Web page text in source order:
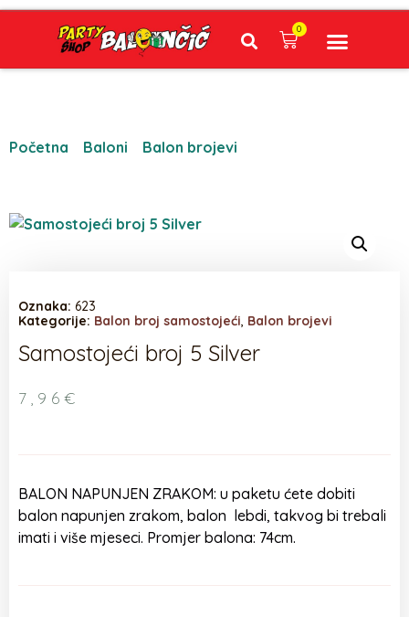
0
Početna Baloni Balon brojevi
Oznaka: 623
Kategorije: Balon broj samostojeći, Balon brojevi
Samostojeći broj 5 Silver
7,96 €
BALON NAPUNJEN ZRAKOM: u paketu ćete dobiti
balon napunjen zrakom, balon lebdi, takvog bi trebali
imati i više mjeseci. Promjer balona: 74cm.